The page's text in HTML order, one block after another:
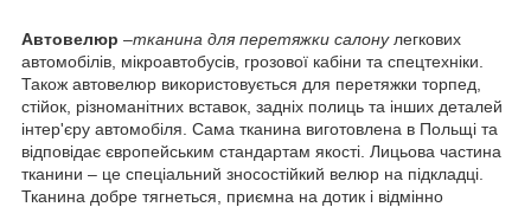
Автовелюр –тканина для перетяжки салонулегкових
автомобілів, мікроавтобусів, грозової кабіни та спецтехніки.
Також автовелюр використовується для перетяжки торпед,
стійок, різноманітних вставок, задніх полиць та інших деталей
інтер'єру автомобіля. Сама тканина виготовлена в Польщі та
відповідає європейським стандартам якості. Лицьова частина
тканини – це спеціальний зносостійкий велюр на підкладці.
Тканина добре тягнеться, приємна на дотик і відмінно